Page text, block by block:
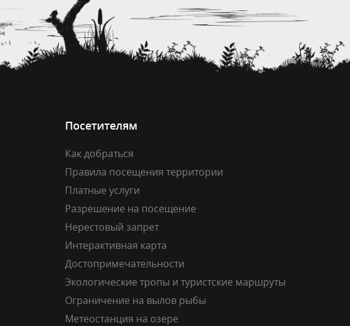
Посетителям
Как добраться
Правила посещения территории
Платные услуги
Разрешение на посещение
Нерестовый запрет
Интерактивная карта
Достопримечательности
Экологические тропы и туристские маршруты
Ограничение на вылов рыбы
Метеостанция на озере